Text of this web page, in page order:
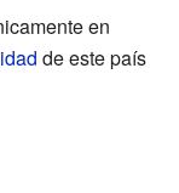
en
de este país